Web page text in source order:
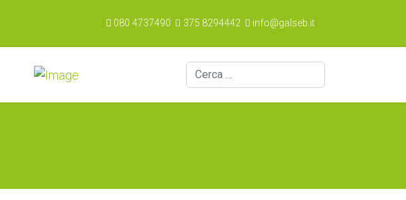
080 4737490 375 8294442 info@galseb.it
Cerca